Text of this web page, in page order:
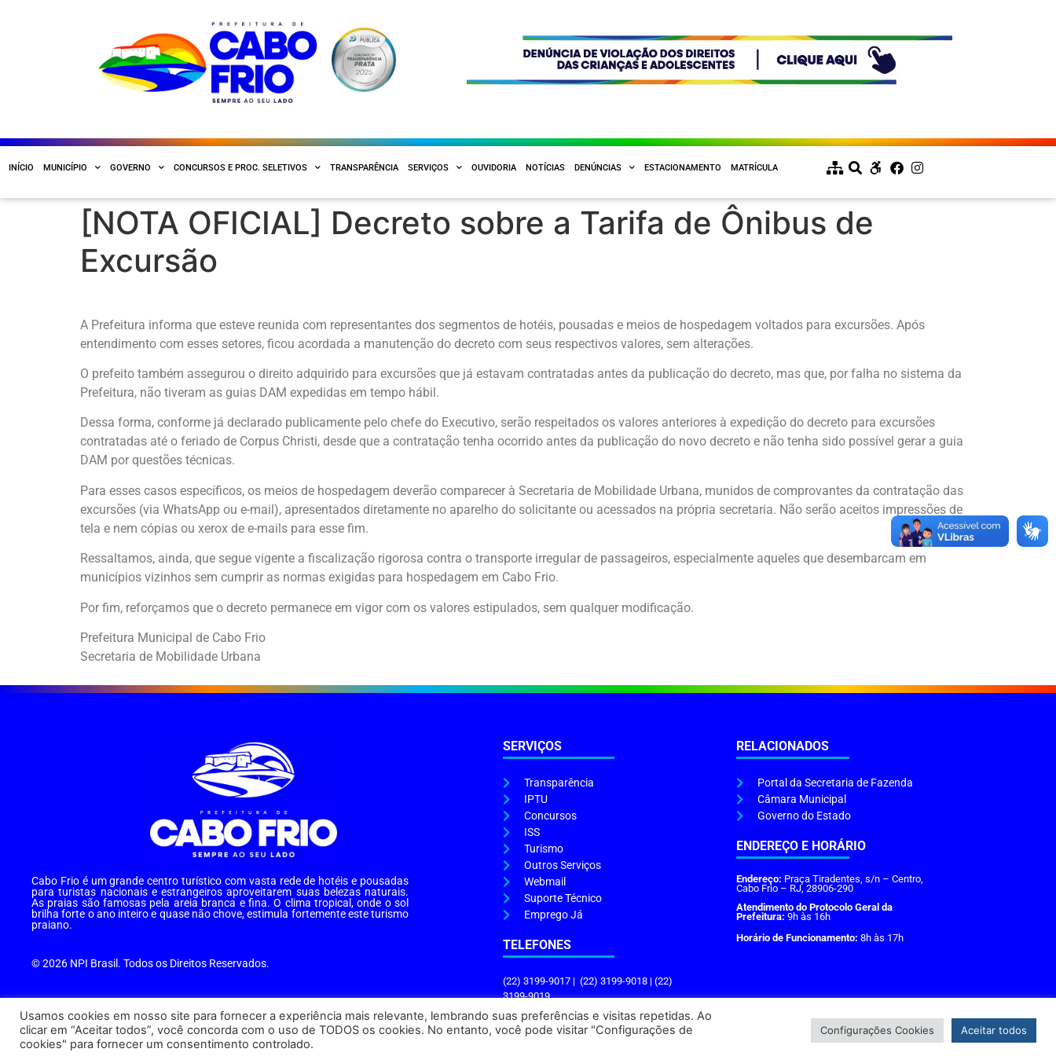
INÍCIO MUNICÍPIO GOVERNO CONCURSOS E PROC. SELETIVOS TRANSPARÊNCIA SERVIÇOS OUVIDORIA NOTÍCIAS DENÚNCIAS ESTACIONAMENTO MATRÍCULA
[NOTA OFICIAL] Decreto sobre a Tarifa de Ônibus de
Excursão
A Prefeitura informa que esteve reunida com representantes dos segmentos de hotéis, pousadas e meios de hospedagem voltados para excursões. Após
entendimento com esses setores, ficou acordada a manutenção do decreto com seus respectivos valores, sem alterações.
O prefeito também assegurou o direito adquirido para excursões que já estavam contratadas antes da publicação do decreto, mas que, por falha no sistema da
Prefeitura, não tiveram as guias DAM expedidas em tempo hábil.
Dessa forma, conforme já declarado publicamente pelo chefe do Executivo, serão respeitados os valores anteriores à expedição do decreto para excursões
contratadas até o feriado de Corpus Christi, desde que a contratação tenha ocorrido antes da publicação do novo decreto e não tenha sido possível gerar a guia
DAM por questões técnicas.
Para esses casos específicos, os meios de hospedagem deverão comparecer à Secretaria de Mobilidade Urbana, munidos de comprovantes da contratação das
excursões (via WhatsApp ou e-mail), apresentados diretamente no aparelho do solicitante ou acessados na própria secretaria. Não serão aceitos impressões de
tela e nem cópias ou xerox de e-mails para esse fim.
Ressaltamos, ainda, que segue vigente a fiscalização rigorosa contra o transporte irregular de passageiros, especialmente aqueles que desembarcam em
municípios vizinhos sem cumprir as normas exigidas para hospedagem em Cabo Frio.
Por fim, reforçamos que o decreto permanece em vigor com os valores estipulados, sem qualquer modificação.
Prefeitura Municipal de Cabo Frio
Secretaria de Mobilidade Urbana
Cabo Frio é um grande centro turístico com vasta rede de hotéis e pousadas
para turistas nacionais e estrangeiros aproveitarem suas belezas naturais.
As praias são famosas pela areia branca e fina. O clima tropical, onde o sol
brilha forte o ano inteiro e quase não chove, estimula fortemente este turismo
praiano.
© 2026 NPI Brasil. Todos os Direitos Reservados.
SERVIÇOS
Transparência
IPTU
Concursos
ISS
Turismo
Outros Serviços
Webmail
Suporte Técnico
Emprego Já
TELEFONES
(22) 3199-9017 | (22) 3199-9018 | (22)
3199-9019
RELACIONADOS
Portal da Secretaria de Fazenda
Câmara Municipal
Governo do Estado
ENDEREÇO E HORÁRIO
Endereço: Praça Tiradentes, s/n – Centro,
Cabo Frio – RJ, 28906-290
Atendimento do Protocolo Geral da
Prefeitura: 9h às 16h
Horário de Funcionamento: 8h às 17h
Usamos cookies em nosso site para fornecer a experiência mais relevante, lembrando suas preferências e visitas repetidas. Ao
clicar em “Aceitar todos”, você concorda com o uso de TODOS os cookies. No entanto, você pode visitar "Configurações de
cookies" para fornecer um consentimento controlado.
Configurações Cookies Aceitar todos